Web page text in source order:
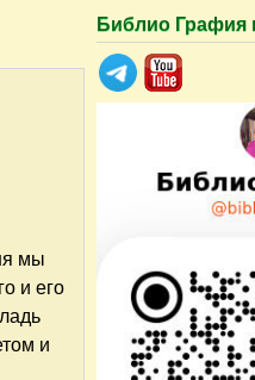
мы
и его
и
Библио Графия